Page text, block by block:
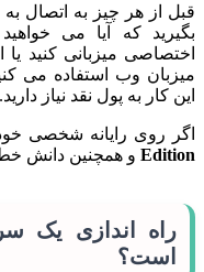
قبل از هر چیز به اتصال به
بگیرید که آیا می
اختصاصی میزبانی کنید
میزبان وب استفاده می
این کار به پول نقد نیاز دارید.
اگر روی رایانه شخصی
Edition و همچنین دانش خط
است؟